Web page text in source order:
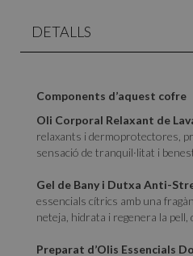
DETALLS
Components d’aquest cofre
Oli Corporal Relaxant de
relaxants i dermoprotectores,
sensació de tranquil·litat i
Gel de Bany i Dutxa Anti-
essencials cítrics amb una
neteja, hidrata i regenera la pell,
Preparat d’Olis Essencials